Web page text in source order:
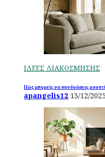
ΙΔΕΕΣ ΔΙΑΚΟΣΜΗΣΗΣ
Πώς μπορείς να συνδυάσεις
apangelis12 13/12/2025